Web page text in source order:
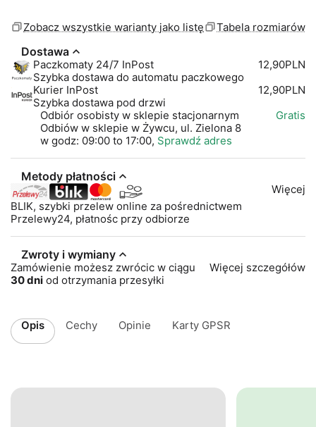
Zobacz wszystkie warianty jako listę Tabela rozmiarów
Dostawa
Paczkomaty 24/7 InPost
Szybka dostawa do automatu paczkowego
12,90PLN
Kurier InPost
Szybka dostawa pod drzwi
12,90PLN
Odbiór osobisty w sklepie stacjonarnym
Odbiów w sklepie w Żywcu, ul. Zielona 8
w godz: 09:00 to 17:00, Sprawdź adres
Gratis
Metody płatności
BLIK, szybki przelew online za pośrednictwem
Przelewy24, płatnośc przy odbiorze
Więcej
Zwroty i wymiany
Zamówienie możesz zwrócic w ciągu
30 dni od otrzymania przesyłki
Więcej szczegółów
Opis Cechy Opinie Karty GPSR